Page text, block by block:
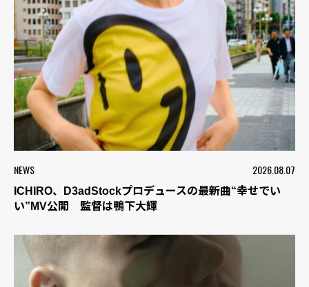
NEWS 2026.08.07
ICHIRO、D3adStockプロデュースの最新曲“幸せでい
い”MV公開 監督は鴨下大輝